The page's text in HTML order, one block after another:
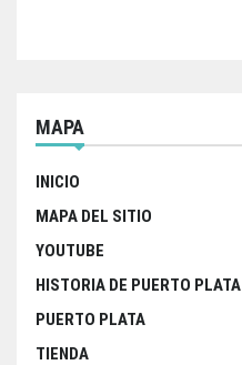
MAPA
INICIO
MAPA DEL SITIO
YOUTUBE
HISTORIA DE PUERTO PLATA
PUERTO PLATA
TIENDA